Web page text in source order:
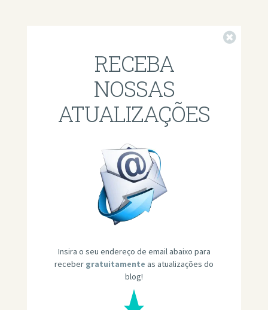
RECEBA
NOSSAS
ATUALIZAÇÕES
Insira o seu endereço de email abaixo para
receber gratuitamente as atualizações do
blog!